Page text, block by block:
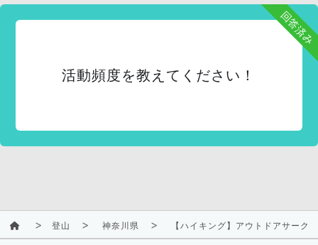
回答済み
活動頻度を教えてください！
登山 神奈川県 【ハイキング】アウトドアサーク